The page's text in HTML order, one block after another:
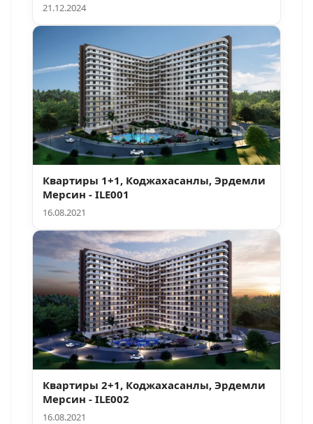
21.12.2024
Квартиры 1+1, Коджахасанлы, Эрдемли
Мерсин - ILE001
16.08.2021
Квартиры 2+1, Коджахасанлы, Эрдемли
Мерсин - ILE002
16.08.2021